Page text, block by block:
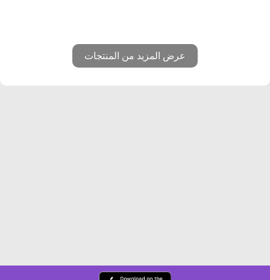
عرض المزيد من المنتجات